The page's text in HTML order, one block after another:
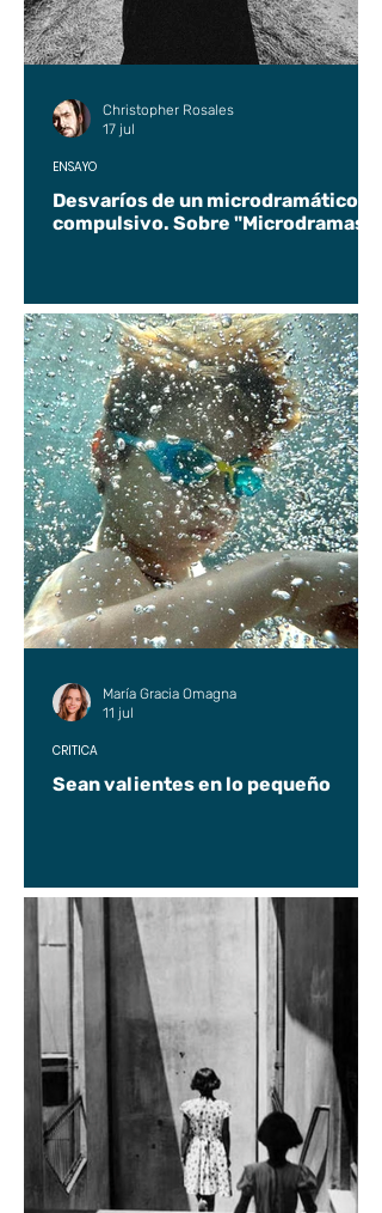
Desvaríos de un microdramático
compulsivo. Sobre "Microdramas".
ENSAYO
Christopher Rosales
17 jul
Sean valientes en lo pequeño
CRÍTICA
María Gracia Omagna
11 jul